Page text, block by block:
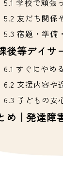
5.2 友だち関係
5.3 宿題・準備
後等デイサ
6.1 すぐにやめ
6.2 支援内容や
6.3 子どもの安
め｜発達障